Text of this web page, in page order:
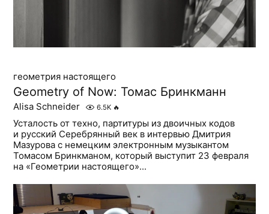
геометрия настоящего
Geometry of Now: Томас Бринкманн
Alisa Schneider 6.5K 🔥
Усталость от техно, партитуры из двоичных кодов
и русский Серебрянный век в интервью Дмитрия
Мазурова с немецким электронным музыкантом
Томасом Бринкманом, который выступит 23 февраля
на «Геометрии настоящего»...